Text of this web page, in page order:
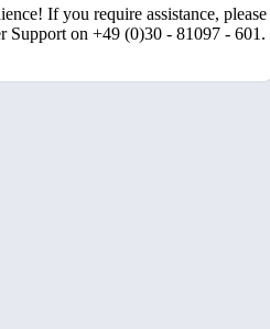
If you require assistance, please
Support on +49 (0)30 - 81097 - 601.